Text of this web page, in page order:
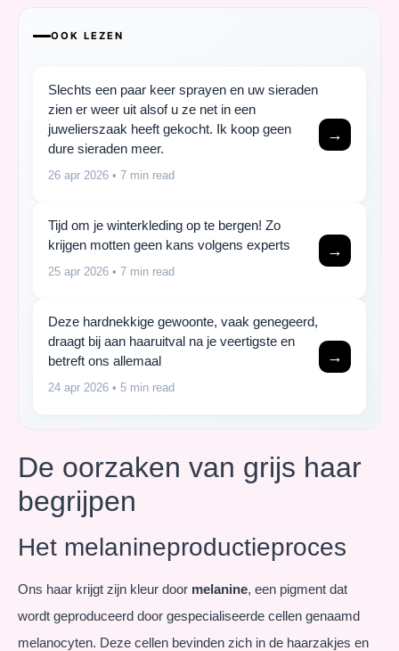
OOK LEZEN
Slechts een paar keer sprayen en uw sieraden
zien er weer uit alsof u ze net in een
juwelierszaak heeft gekocht. Ik koop geen
dure sieraden meer.
26 apr 2026 • 7 min read
→
Tijd om je winterkleding op te bergen! Zo
krijgen motten geen kans volgens experts
25 apr 2026 • 7 min read
→
Deze hardnekkige gewoonte, vaak genegeerd,
draagt bij aan haaruitval na je veertigste en
betreft ons allemaal
24 apr 2026 • 5 min read
→
De oorzaken van grijs haar
begrijpen
Het melanineproductieproces
Ons haar krijgt zijn kleur door melanine, een pigment dat
wordt geproduceerd door gespecialiseerde cellen genaamd
melanocyten. Deze cellen bevinden zich in de haarzakjes en